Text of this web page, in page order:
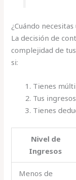
¿Cuándo
La decisión de
complejidad de
si:
Tienes
Tus
Tienes
Nivel de
Ingresos
Menos de